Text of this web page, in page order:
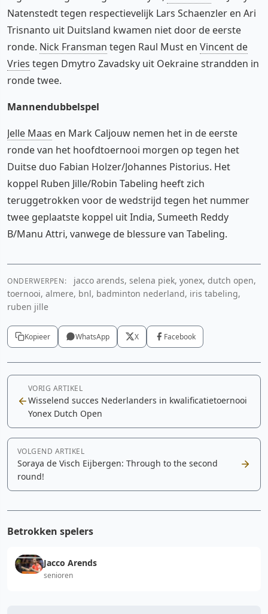
Natenstedt tegen respectievelijk Lars Schaenzler en Ari
Trisnanto uit Duitsland kwamen niet door de eerste
ronde. Nick Fransman tegen Raul Must en Vincent de
Vries tegen Dmytro Zavadsky uit Oekraine strandden in
ronde twee.
Mannendubbelspel
Jelle Maas en Mark Caljouw nemen het in de eerste
ronde van het hoofdtoernooi morgen op tegen het
Duitse duo Fabian Holzer/Johannes Pistorius. Het
koppel Ruben Jille/Robin Tabeling heeft zich
teruggetrokken voor de wedstrijd tegen het nummer
twee geplaatste koppel uit India, Sumeeth Reddy
B/Manu Attri, vanwege de blessure van Tabeling.
ONDERWERPEN:
jacco arends, selena piek, yonex, dutch open,
toernooi, almere, bnl, badminton nederland, iris tabeling,
ruben jille
Kopieer WhatsApp X Facebook
VORIG ARTIKEL
Wisselend succes Nederlanders in kwalificatietoernooi
Yonex Dutch Open
VOLGEND ARTIKEL
Soraya de Visch Eijbergen: Through to the second
round!
Betrokken spelers
Jacco Arends
senioren